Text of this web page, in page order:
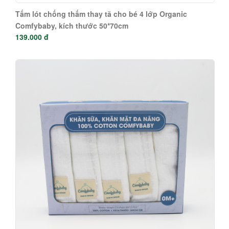
Tấm lót chống thấm thay tã cho bé 4 lớp Organic
Comfybaby, kích thước 50*70cm
139.000 đ